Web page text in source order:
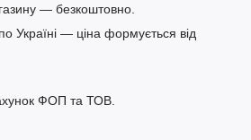
— безкоштовно.
Україні — ціна формується від
ФОП та ТОВ.